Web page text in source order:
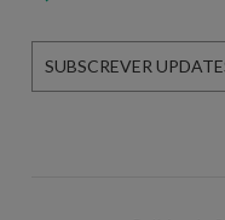
SUBSCREVER